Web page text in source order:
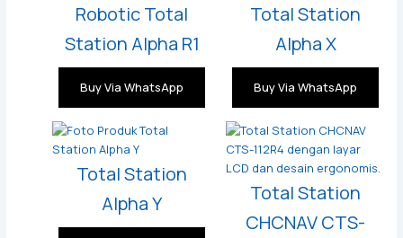
Robotic Total
Station Alpha R1
Buy Via WhatsApp
Total Station
Alpha X
Buy Via WhatsApp
Total Station
Alpha Y
Total Station
CHCNAV CTS-